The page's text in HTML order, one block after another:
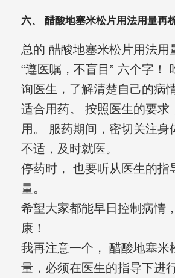
六、 醋酸地塞米松片用法用量再
总的 醋酸地塞米松片用法用
“遵医嘱，不盲目” 六个字！
询医生，了解清楚自己的病
适合用药。 按照医生的要求
用。 服药期间，密切关注身
不适，及时就医。
停药时， 也要听从医生的指
量。
希望大家都能早日控制病情
康！
我再注意一个， 醋酸地塞米
量，必须在医生的指导下进行